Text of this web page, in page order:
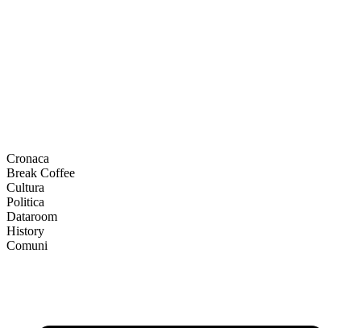
Cronaca
Break Coffee
Cultura
Politica
Dataroom
History
Comuni